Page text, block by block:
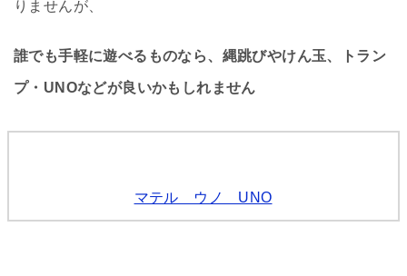
りませんが、
誰でも手軽に遊べるものなら、縄跳びやけん玉、トラン
プ・UNOなどが良いかもしれません
マテル ウノ UNO